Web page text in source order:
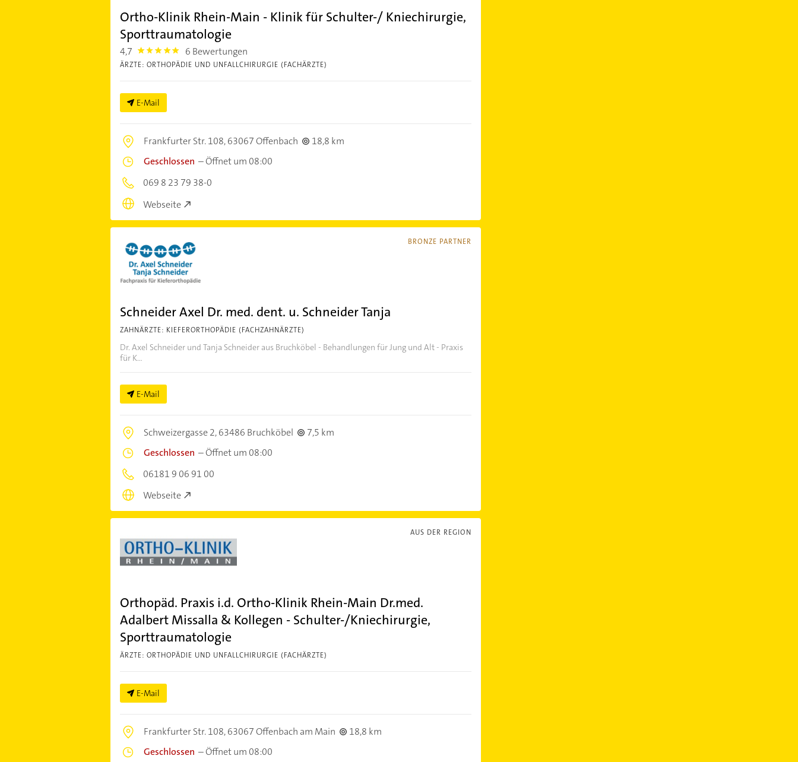
Ortho-Klinik Rhein-Main - Klinik für Schulter-/ Kniechirurgie,
Sporttraumatologie
4,7 4.7000003 6 Bewertungen
ÄRZTE: ORTHOPÄDIE UND UNFALLCHIRURGIE (FACHÄRZTE)
E-Mail
Frankfurter Str. 108,63067 Offenbach
18,8 km
Geschlossen –Öffnet um 08:00
069 8 23 79 38-0
Webseite
BRONZE PARTNER
Schneider Axel Dr. med. dent. u. Schneider Tanja
ZAHNÄRZTE: KIEFERORTHOPÄDIE (FACHZAHNÄRZTE)
Dr. Axel Schneider und Tanja Schneider aus Bruchköbel - Behandlungen für Jung und Alt - Praxis
für K...
E-Mail
Schweizergasse 2,63486 Bruchköbel
7,5 km
Geschlossen –Öffnet um 08:00
06181 9 06 91 00
Webseite
AUS DER REGION
Orthopäd. Praxis i.d. Ortho-Klinik Rhein-Main Dr.med.
Adalbert Missalla & Kollegen - Schulter-/Kniechirurgie,
Sporttraumatologie
ÄRZTE: ORTHOPÄDIE UND UNFALLCHIRURGIE (FACHÄRZTE)
E-Mail
Frankfurter Str. 108,63067 Offenbach am Main
18,8 km
Geschlossen –Öffnet um 08:00